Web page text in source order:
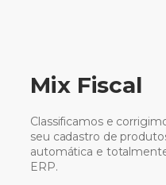
Mix Fiscal
Classificamos e
seu cadastro de
automática e
ERP.